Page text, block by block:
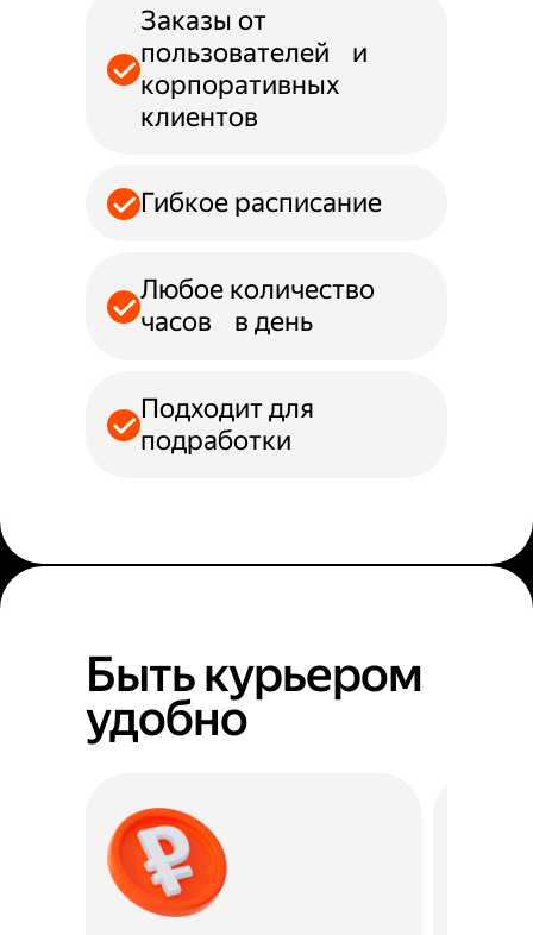
Заказы от
пользователей и
корпоративных
клиентов
Гибкое расписание
Любое количество
часов в день
Подходит для
подработки
Быть курьером
удобно